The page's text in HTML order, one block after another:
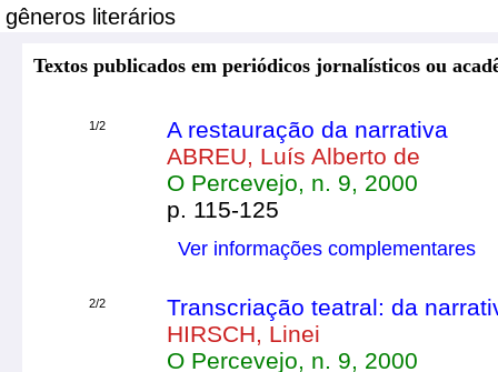
gêneros literários
Textos publicados em periódicos jornalísticos ou
1/2
A restauração da narrativa
ABREU, Luís Alberto de
O Percevejo, n. 9, 2000
p. 115-125
Ver informações complementares
2/2
Transcriação teatral: da
HIRSCH, Linei
O Percevejo, n. 9, 2000